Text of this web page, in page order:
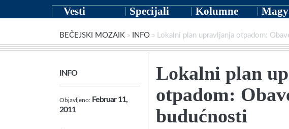
Vesti Specijali Kolumne
BEČEJSKI MOZAIK » INFO » Lokalni plan upravljanja otpadom:
INFO
Objavljeno: Februar 11,
2011
Lokalni plan
otpadom:
budućnosti